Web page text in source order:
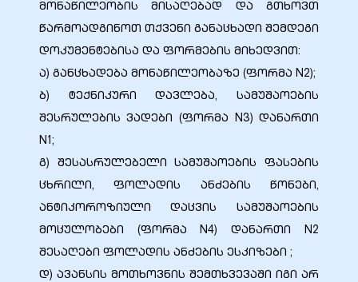
მონაწილეობის მისაღებად და გთხოვთ
წარმოადგინოთ თქვენი განაცხადი შემდეგი
დოკუმენტებისა და ფორმების მიხედვით:
ა) განცხადება მონაწილეობაზე (ფორმა N2);
ბ) ტექნიკური დავლება, სამუშაოების
შესრულების ვადები (ფორმა N3) დანართი
N1;
გ) შესასრულებელი სამუშაოების ფასების
ცხრილი, ფოლადის ანძების წონები,
ანტიკოროზიული დაცვის სამუშაოების
მოცულობები (ფორმა N4) დანართი N2
შესაღები ფოლადის ანძების ესკიზები ;
დ) ავანსის მოთხოვნის შემთხვევაში იგი არ